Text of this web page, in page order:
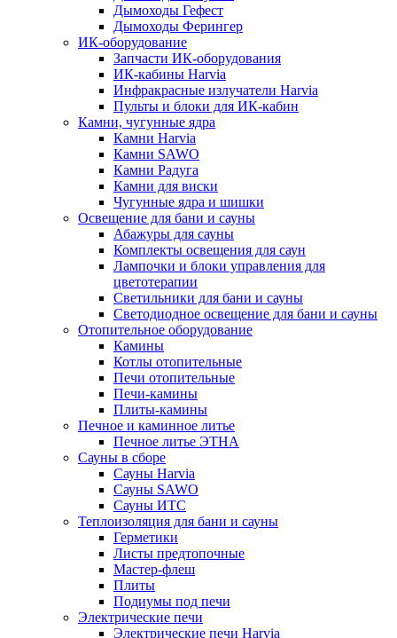
Дымоходы Гефест
Дымоходы Ферингер
ИК-оборудование
Запчасти ИК-оборудования
ИК-кабины Harvia
Инфракрасные излучатели Harvia
Пульты и блоки для ИК-кабин
Камни, чугунные ядра
Камни Harvia
Камни SAWO
Камни Радуга
Камни для виски
Чугунные ядра и шишки
Освещение для бани и сауны
Абажуры для сауны
Комплекты освещения для саун
Лампочки и блоки управления для
цветотерапии
Светильники для бани и сауны
Светодиодное освещение для бани и сауны
Отопительное оборудование
Камины
Котлы отопительные
Печи отопительные
Печи-камины
Плиты-камины
Печное и каминное литье
Печное литье ЭТНА
Сауны в сборе
Cауны Harvia
Сауны SAWO
Сауны ИТС
Теплоизоляция для бани и сауны
Герметики
Листы предтопочные
Мастер-флеш
Плиты
Подиумы под печи
Электрические печи
Электрические печи Harvia